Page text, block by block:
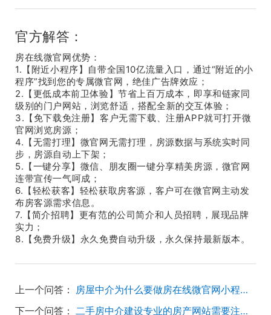
官方解答：
房在线微官网优势：
1.【附近小程序】自带全国10亿流量入口，通过“附近的小
程序”找到您的专属微官网，绝佳广告牌效应；
2.【更低成本前卫体验】节省上百万成本，即享和链家同
级别的门户网站，浏览舒适，搭配全新的交互体验；
3.【免下载免注册】客户无需下载、注册APP就可打开微
官网浏览房源；
4.【无需打理】微官网无需打理，房源数据与系统实时同
步，房源自动上下架；
5.【一键分享】微信、朋友圈一键分享精美房源，微官网
连带宣传一气呵成；
6.【轻松获客】轻松获取房客源，客户可在微官网主动发
布房客源需求信息。
7.【简介招聘】更有范的公司简介和人员招聘，展现品牌
实力；
8.【免费升级】永久免费自动升级，永久保持最新版本。
上一个问答：
房屋中介为什么要做房在线微官网小程序？
下一个问答：
二手房中介建设专业的房产网站需要注意什么？